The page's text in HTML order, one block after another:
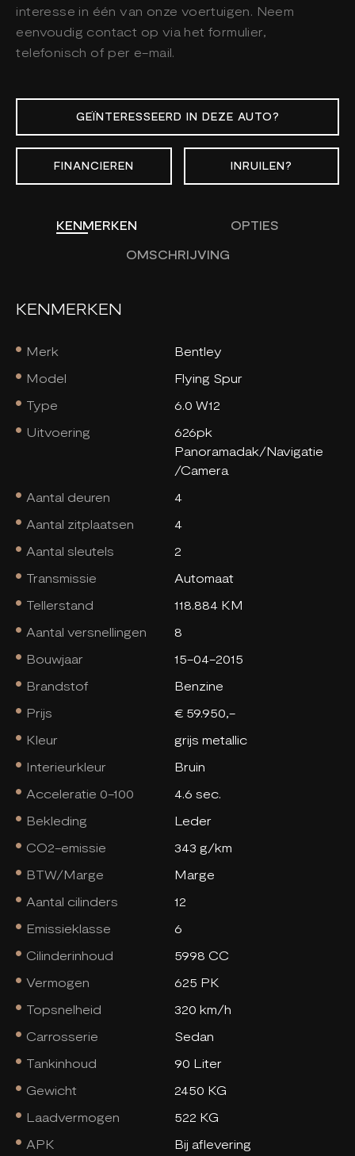
interesse in één van onze voertuigen. Neem
eenvoudig contact op via het formulier,
telefonisch of per e-mail.
GEÏNTERESSEERD IN DEZE AUTO?
FINANCIEREN INRUILEN?
KENMERKEN OPTIES
OMSCHRIJVING
KENMERKEN
Merk
Bentley
Model
Flying Spur
Type
6.0 W12
Uitvoering
626pk
Panoramadak/Navigatie
/Camera
Aantal deuren
4
Aantal zitplaatsen
4
Aantal sleutels
2
Transmissie
Automaat
Tellerstand
118.884 KM
Aantal versnellingen
8
Bouwjaar
15-04-2015
Brandstof
Benzine
Prijs
€ 59.950,-
Kleur
grijs metallic
Interieurkleur
Bruin
Acceleratie 0-100
4.6 sec.
Bekleding
Leder
CO2-emissie
343 g/km
BTW/Marge
Marge
Aantal cilinders
12
Emissieklasse
6
Cilinderinhoud
5998 CC
Vermogen
625 PK
Topsnelheid
320 km/h
Carrosserie
Sedan
Tankinhoud
90 Liter
Gewicht
2450 KG
Laadvermogen
522 KG
APK
Bij aflevering